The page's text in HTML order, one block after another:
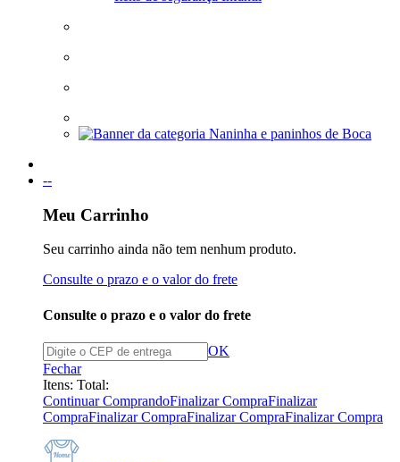
--
Meu Carrinho
Seu carrinho ainda não tem nenhum produto.
Consulte o prazo e o valor do frete
Consulte o prazo e o valor do frete
OK
Fechar
Itens: Total:
Continuar ComprandoFinalizar CompraFinalizar
CompraFinalizar CompraFinalizar CompraFinalizar Compra